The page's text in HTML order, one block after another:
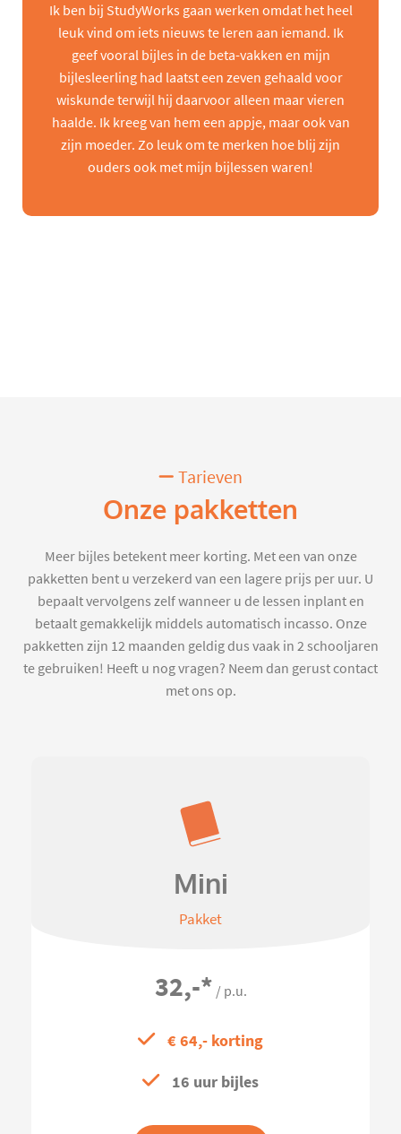
Ik ben bij StudyWorks gaan werken omdat het heel
leuk vind om iets nieuws te leren aan iemand. Ik
geef vooral bijles in de beta-vakken en mijn
bijlesleerling had laatst een zeven gehaald voor
wiskunde terwijl hij daarvoor alleen maar vieren
haalde. Ik kreeg van hem een appje, maar ook van
zijn moeder. Zo leuk om te merken hoe blij zijn
ouders ook met mijn bijlessen waren!
Tarieven
Onze pakketten
Meer bijles betekent meer korting. Met een van onze
pakketten bent u verzekerd van een lagere prijs per uur. U
bepaalt vervolgens zelf wanneer u de lessen inplant en
betaalt gemakkelijk middels automatisch incasso. Onze
pakketten zijn 12 maanden geldig dus vaak in 2 schooljaren
te gebruiken! Heeft u nog vragen? Neem dan gerust contact
met ons op.
Mini
Pakket
32,-* / p.u.
€ 64,- korting
16 uur bijles